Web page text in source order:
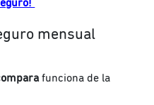
mensual
funciona de la